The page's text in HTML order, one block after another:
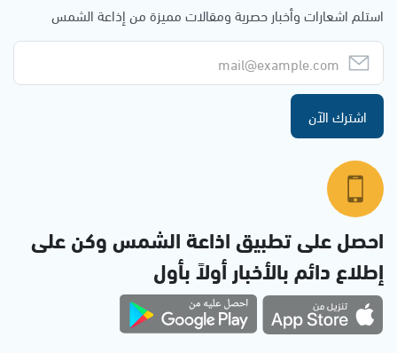
استلم اشعارات وأخبار حصرية ومقالات مميزة من إذاعة الشمس
اشترك الآن
احصل على تطبيق اذاعة الشمس وكن على
إطلاع دائم بالأخبار أولاً بأول